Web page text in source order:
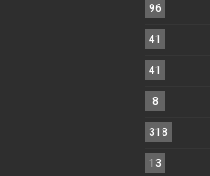
96
41
41
8
318
13